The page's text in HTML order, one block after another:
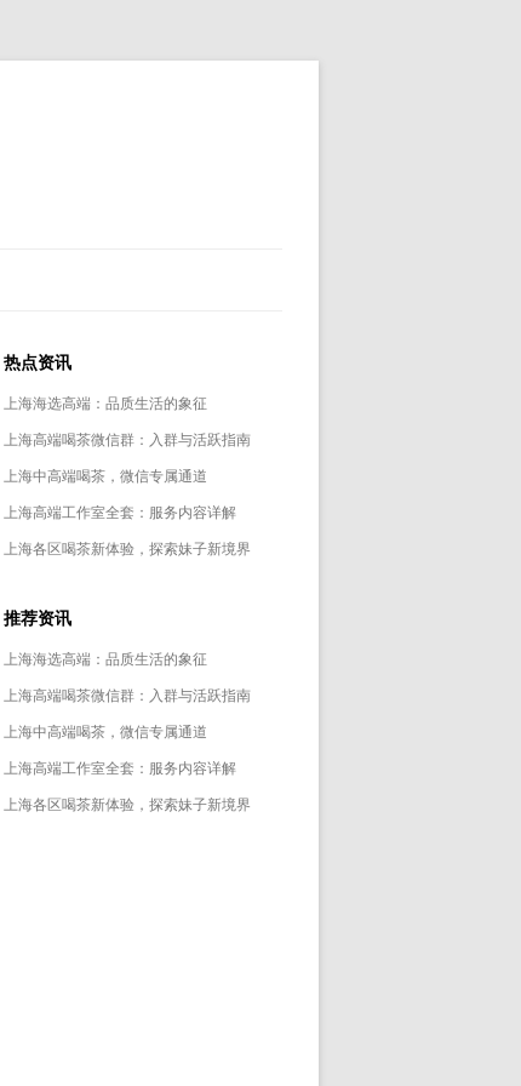
热点资讯
上海海选高端：品质生活的象征
上海高端喝茶微信群：入群与活跃指南
上海中高端喝茶，微信专属通道
上海高端工作室全套：服务内容详解
上海各区喝茶新体验，探索妹子新境界
推荐资讯
上海海选高端：品质生活的象征
上海高端喝茶微信群：入群与活跃指南
上海中高端喝茶，微信专属通道
上海高端工作室全套：服务内容详解
上海各区喝茶新体验，探索妹子新境界